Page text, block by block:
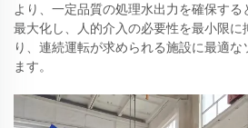
より、一定品質の処理水出力を確保す
最大化し、人的介入の必要性を最小限に
り、連続運転が求められる施設に最適
ます。